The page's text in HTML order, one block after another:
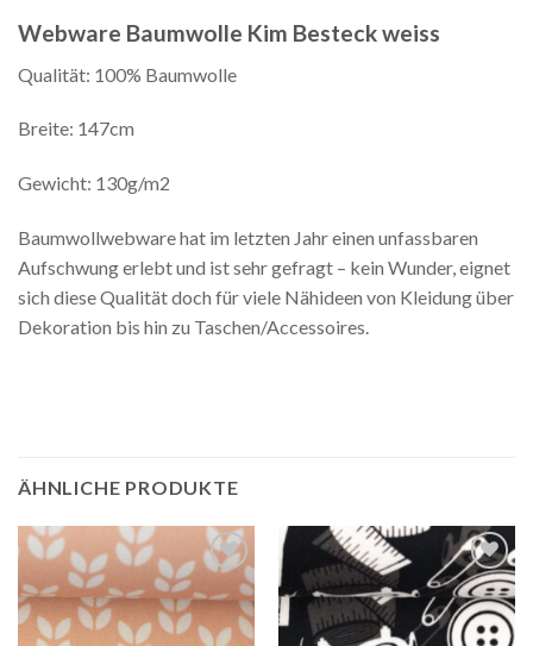
Webware Baumwolle Kim Besteck weiss
Qualität: 100% Baumwolle
Breite: 147cm
Gewicht: 130g/m2
Baumwollwebware hat im letzten Jahr einen unfassbaren
Aufschwung erlebt und ist sehr gefragt – kein Wunder, eignet
sich diese Qualität doch für viele Nähideen von Kleidung über
Dekoration bis hin zu Taschen/Accessoires.
ÄHNLICHE PRODUKTE
Auf die
Wunschliste
Auf die
Wunschliste